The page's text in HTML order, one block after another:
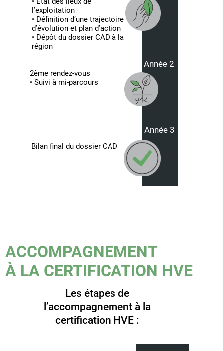
l’exploitation
• Définition d’une trajectoire
d’évolution et plan d’action
• Dépôt du dossier CAD à la
région
2ème rendez-vous
• Suivi à mi-parcours
Année 2
Bilan final du dossier CAD
Année 3
ACCOMPAGNEMENT
À LA CERTIFICATION HVE
Les étapes de
l’accompagnement à la
certification HVE :